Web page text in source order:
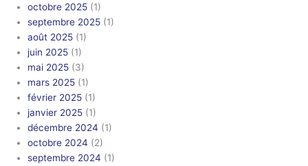
octobre 2025 (1)
septembre 2025 (1)
août 2025 (1)
juin 2025 (1)
mai 2025 (3)
mars 2025 (1)
février 2025 (1)
janvier 2025 (1)
décembre 2024 (1)
octobre 2024 (2)
septembre 2024 (1)